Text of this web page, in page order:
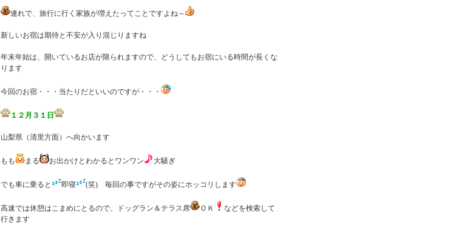
連れで、旅行に行く家族が増えたってことですよね～
新しいお宿は期待と不安が入り混じりますね
年末年始は、開いているお店が限られますので、どうしてもお宿にいる時間が長くな
ります
今回のお宿・・・当たりだといいのですが・・・
１２月３１日
山梨県（清里方面）へ向かいます
もも まる お出かけとわかるとワンワン 大騒ぎ
でも車に乗ると 即寝 (笑) 毎回の事ですがその姿にホッコリします
高速では休憩はこまめにとるので、ドッグラン＆テラス席 ＯＫ
などを検索して
行きます